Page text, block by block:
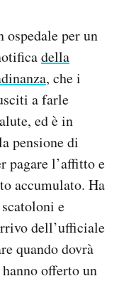
per un
della
, che i
a farle
ed è in
pensione di
pagare l’affitto e
accumulato. Ha
e
dell’ufficiale
quando dovrà
offerto un